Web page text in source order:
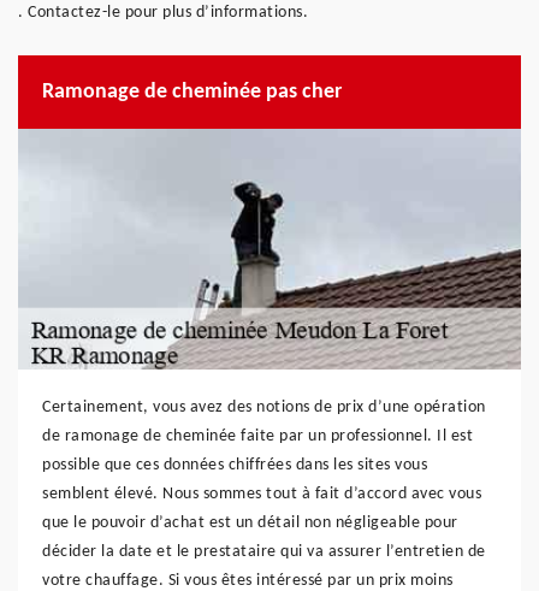
. Contactez-le pour plus d’informations.
Ramonage de cheminée pas cher
Certainement, vous avez des notions de prix d’une opération
de ramonage de cheminée faite par un professionnel. Il est
possible que ces données chiffrées dans les sites vous
semblent élevé. Nous sommes tout à fait d’accord avec vous
que le pouvoir d’achat est un détail non négligeable pour
décider la date et le prestataire qui va assurer l’entretien de
votre chauffage. Si vous êtes intéressé par un prix moins